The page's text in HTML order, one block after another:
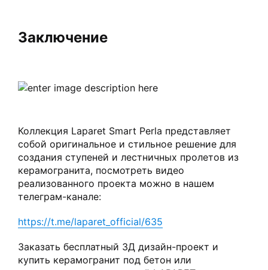
Заключение
Коллекция Laparet Smart Perla представляет
собой оригинальное и стильное решение для
создания ступеней и лестничных пролетов из
керамогранита, посмотреть видео
реализованного проекта можно в нашем
телеграм-канале:
https://t.me/laparet_official/635
Заказать бесплатный 3Д дизайн-проект и
купить керамогранит под бетон или